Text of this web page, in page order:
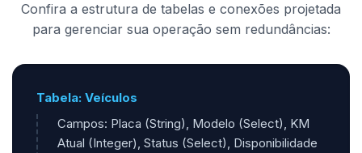
Confira a estrutura de tabelas e conexões projetada
para gerenciar sua operação sem redundâncias:
Tabela: Veículos
Campos: Placa (String), Modelo (Select), KM
Atual (Integer), Status (Select), Disponibilidade